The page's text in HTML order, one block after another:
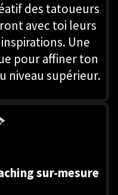
des tatoueurs
avec toi leurs
Une
pour affiner ton
niveau supérieur.
sur-mesure